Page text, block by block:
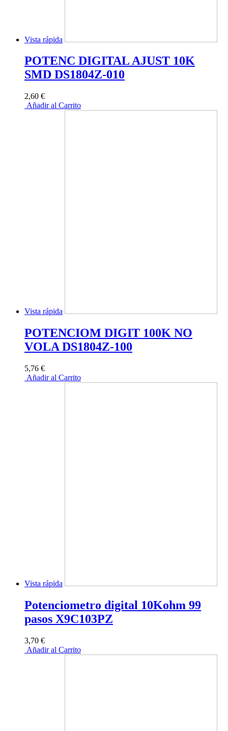
Vista rápida
POTENC DIGITAL AJUST 10K
SMD DS1804Z-010
2,60 €
Añadir al Carrito
Vista rápida
POTENCIOM DIGIT 100K NO
VOLA DS1804Z-100
5,76 €
Añadir al Carrito
Vista rápida
Potenciometro digital 10Kohm 99
pasos X9C103PZ
3,70 €
Añadir al Carrito